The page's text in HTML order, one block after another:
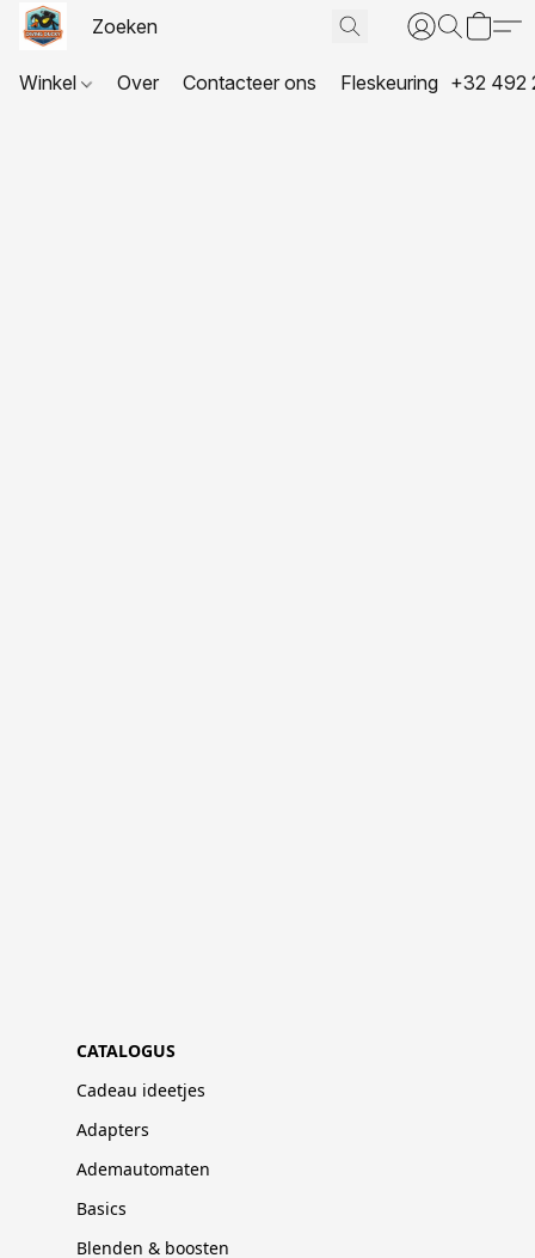
Winkel Over Contacteer ons Fleskeuring +32 492
CATALOGUS
Cadeau ideetjes
Adapters
Ademautomaten
Basics
Blenden & boosten